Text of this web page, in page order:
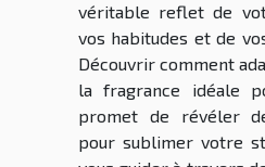
véritable reflet de
vos habitudes et de
Découvrir comment
la fragrance idéale
promet de révéler
pour sublimer votre